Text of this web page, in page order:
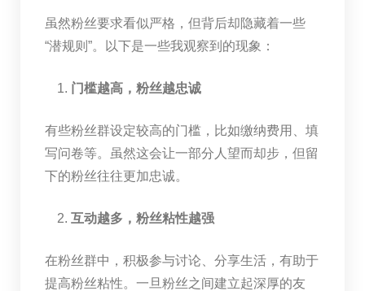
虽然粉丝要求看似严格，但背后却隐藏着一些
“潜规则”。以下是一些我观察到的现象：
门槛越高，粉丝越忠诚
有些粉丝群设定较高的门槛，比如缴纳费用、填
写问卷等。虽然这会让一部分人望而却步，但留
下的粉丝往往更加忠诚。
互动越多，粉丝粘性越强
在粉丝群中，积极参与讨论、分享生活，有助于
提高粉丝粘性。一旦粉丝之间建立起深厚的友